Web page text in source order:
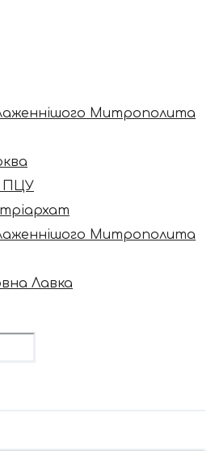
Митрополита
ПЦУ
Митрополита
Лавка